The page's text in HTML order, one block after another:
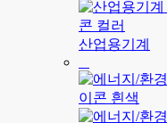
산업용기계